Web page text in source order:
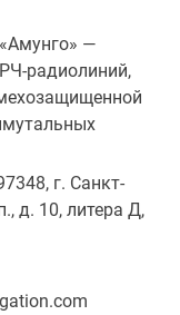
—
радиолиний,
г. Санкт-
д. 10, литера Д,